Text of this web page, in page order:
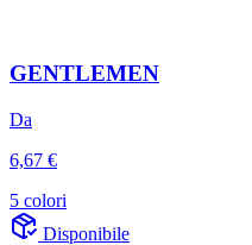
GENTLEMEN
Da
6,67 €
5 colori
Disponibile